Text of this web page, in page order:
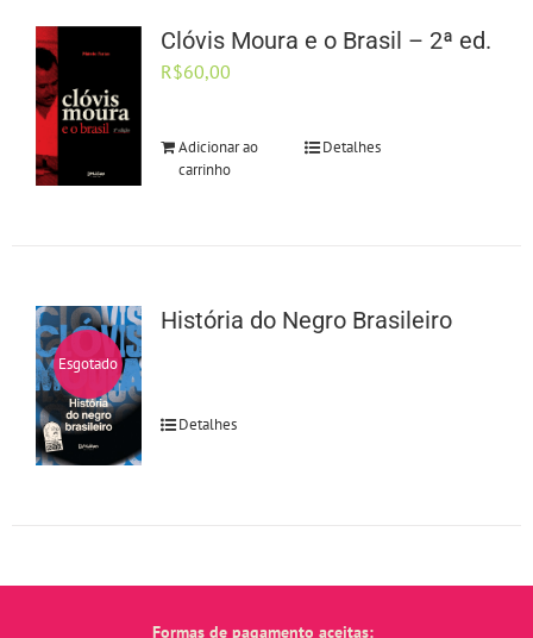
Clóvis Moura e o Brasil – 2ª ed.
R$60,00
Adicionar ao
carrinho
Detalhes
Esgotado
História do Negro Brasileiro
Detalhes
Formas de pagamento aceitas: